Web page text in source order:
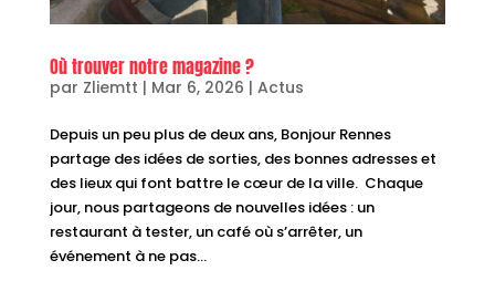
Où trouver notre magazine ?
par Zliemtt | Mar 6, 2026 | Actus
Depuis un peu plus de deux ans, Bonjour Rennes
partage des idées de sorties, des bonnes adresses et
des lieux qui font battre le cœur de la ville. Chaque
jour, nous partageons de nouvelles idées : un
restaurant à tester, un café où s’arrêter, un
événement à ne pas...